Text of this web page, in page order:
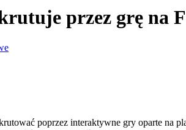
przez grę na
poprzez interaktywne gry oparte na